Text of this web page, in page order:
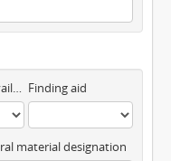
Digital object available Finding aid
material designation